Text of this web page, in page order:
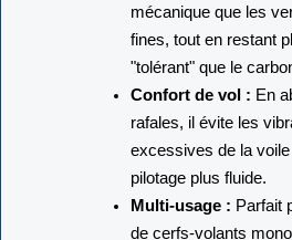
mécanique que les
fines, tout en restant
"tolérant" que le
Confort de vol : En
rafales, il évite les
excessives de la
pilotage plus fluide.
Multi-usage : Parfait
de cerfs-volants